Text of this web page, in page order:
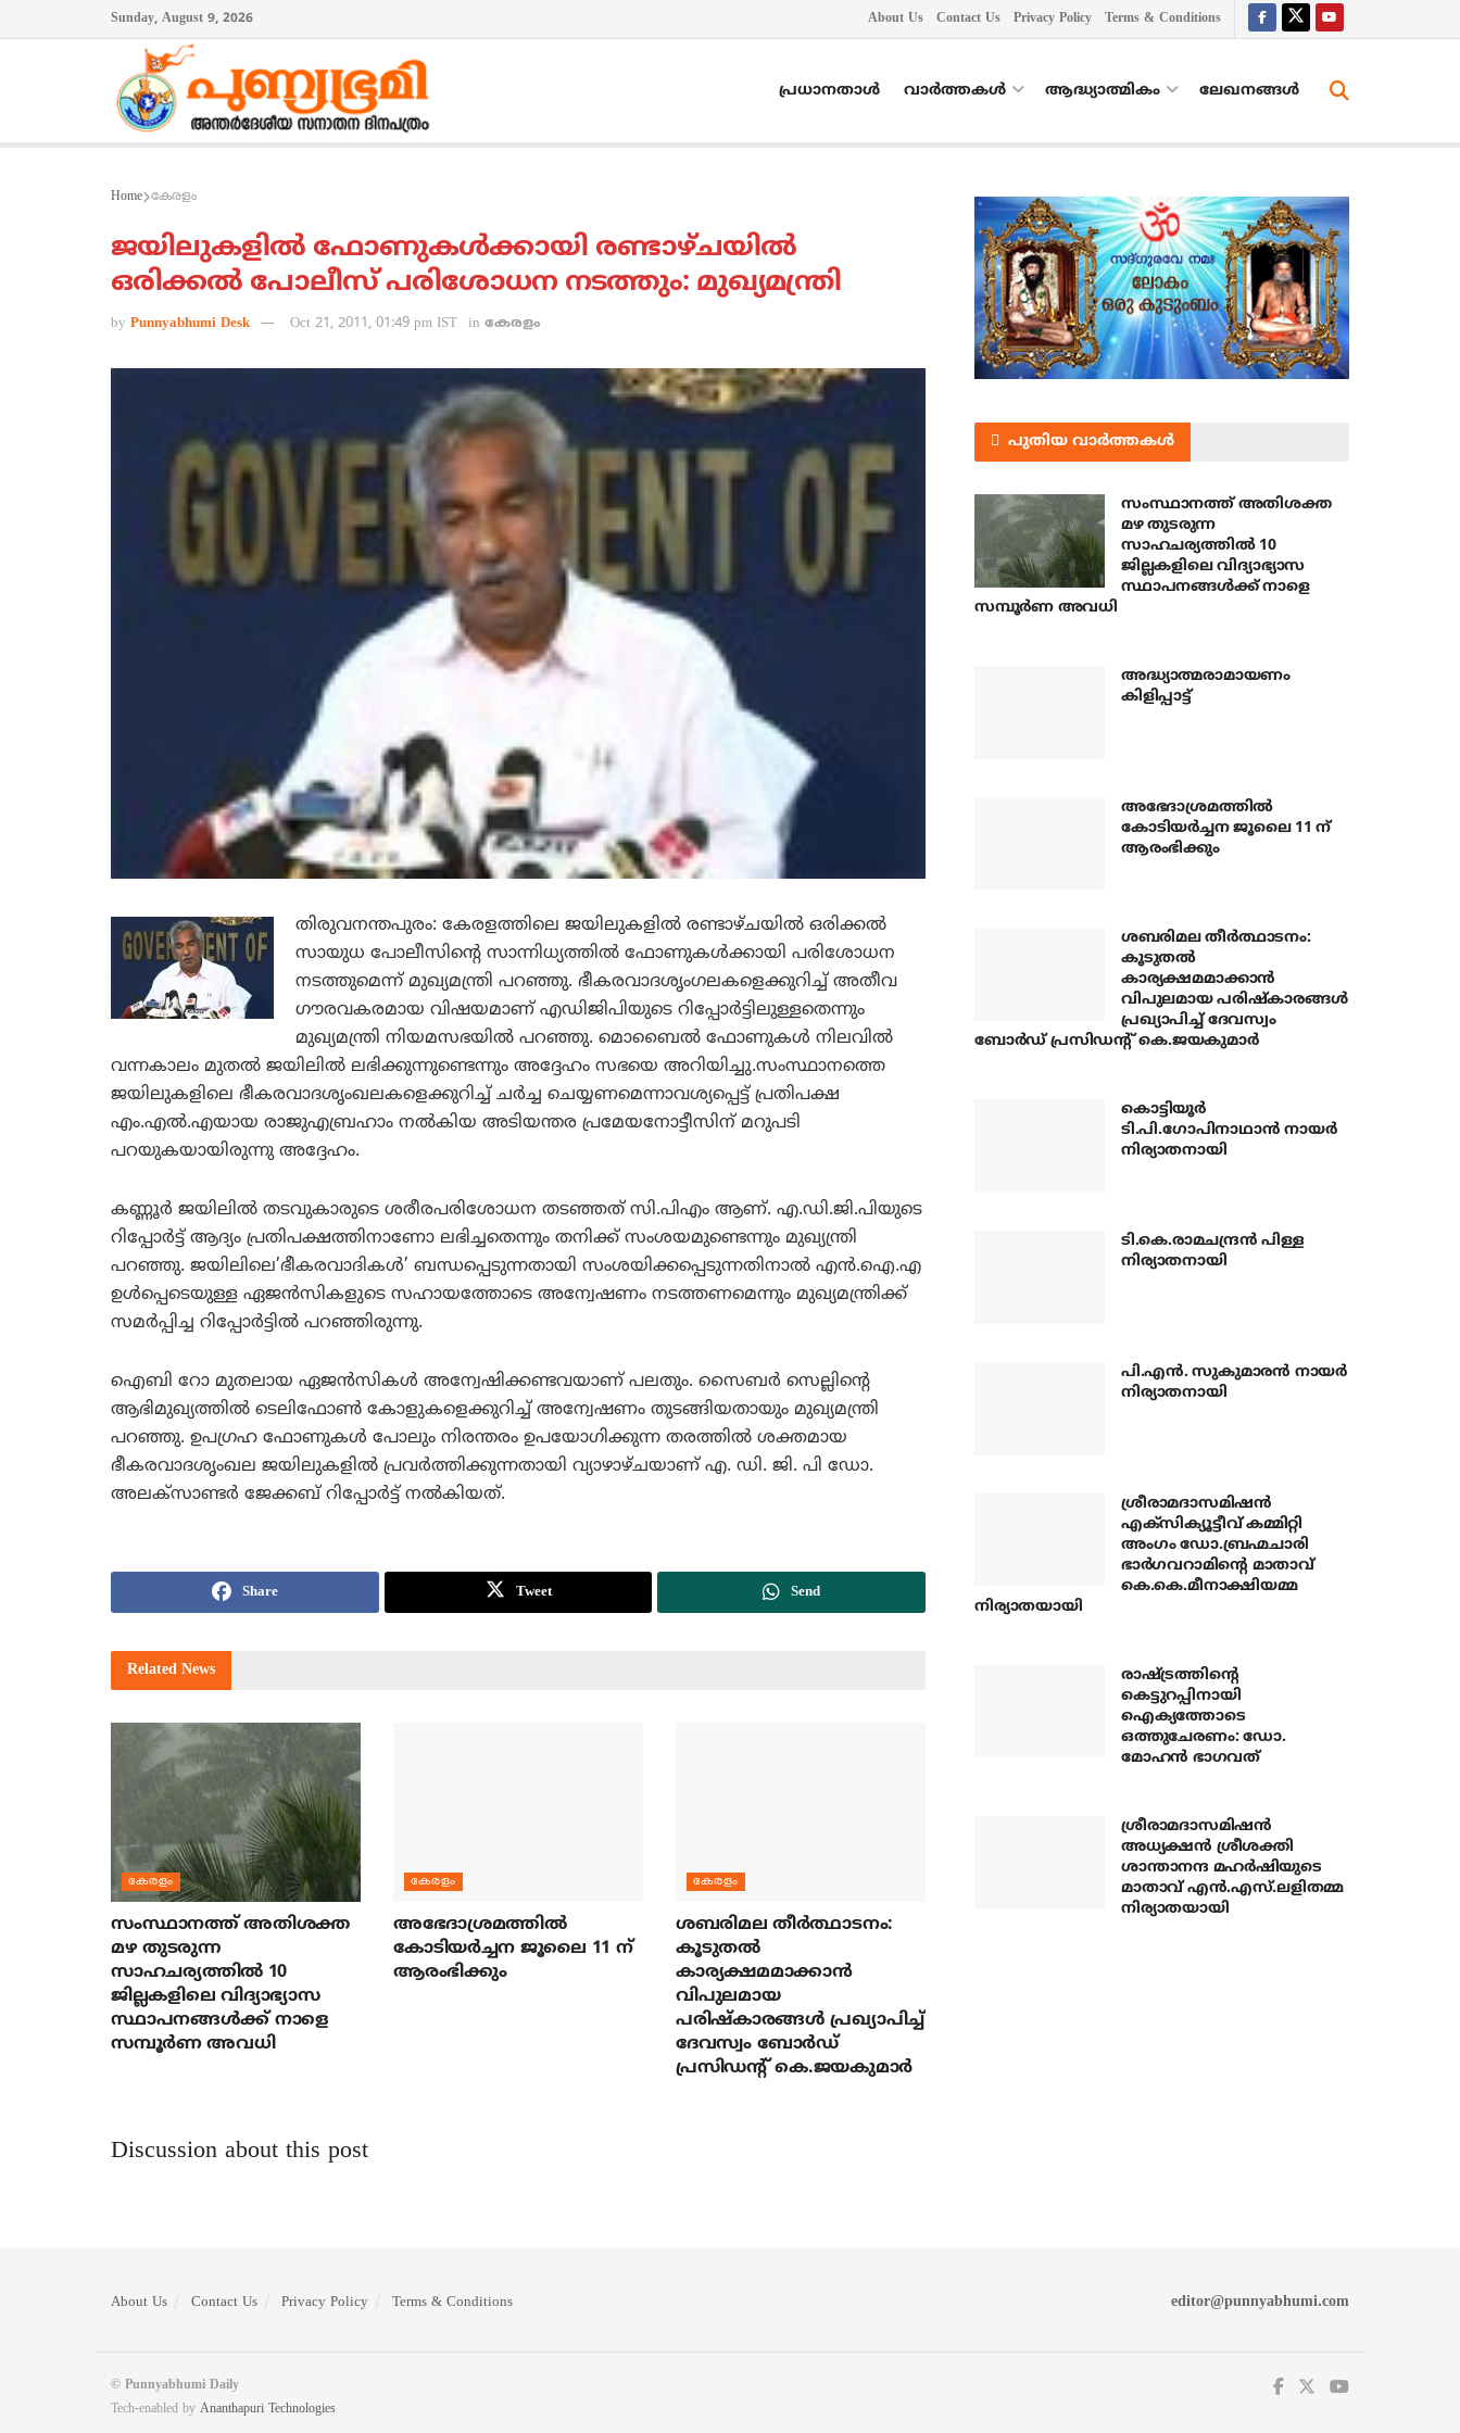
Sunday, August 9, 2026 About Us Contact Us Privacy Policy Terms & Conditions
പ്രധാനതാൾ വാർത്തകൾ ആദ്ധ്യാത്മികം ലേഖനങ്ങള്‍
Home കേരളം
ജയിലുകളില്‍ ഫോണുകള്‍ക്കായി രണ്ടാഴ്ചയില്‍
ഒരിക്കല്‍ പോലീസ് പരിശോധന നടത്തും: മുഖ്യമന്ത്രി
by Punnyabhumi Desk Oct 21, 2011, 01:49 pm IST in കേരളം
തിരുവനന്തപുരം: കേരളത്തിലെ ജയിലുകളില്‍ രണ്ടാഴ്ചയില്‍ ഒരിക്കല്‍
സായുധ പോലീസിന്റെ സാന്നിധ്യത്തില്‍ ഫോണുകള്‍ക്കായി പരിശോധന
നടത്തുമെന്ന് മുഖ്യമന്ത്രി പറഞ്ഞു. ഭീകരവാദശൃംഗലകളെക്കുറിച്ച് അതീവ
ഗൗരവകരമായ വിഷയമാണ് എഡിജിപിയുടെ റിപ്പോര്‍ട്ടിലുള്ളതെന്നും
മുഖ്യമന്ത്രി നിയമസഭയില്‍ പറഞ്ഞു. മൊബൈല്‍ ഫോണുകള്‍ നിലവില്‍
വന്നകാലം മുതല്‍ ജയിലില്‍ ലഭിക്കുന്നുണ്ടെന്നും അദ്ദേഹം സഭയെ അറിയിച്ചു.സംസ്ഥാനത്തെ
ജയിലുകളിലെ ഭീകരവാദശൃംഖലകളെക്കുറിച്ച് ചര്‍ച്ച ചെയ്യണമെന്നാവശ്യപ്പെട്ട് പ്രതിപക്ഷ
എം.എല്‍.എയായ രാജുഎബ്രഹാം നല്‍കിയ അടിയന്തര പ്രമേയനോട്ടീസിന് മറുപടി
പറയുകയായിരുന്നു അദ്ദേഹം.
കണ്ണൂര്‍ ജയിലില്‍ തടവുകാരുടെ ശരീരപരിശോധന തടഞ്ഞത് സി.പിഎം ആണ്. എ.ഡി.ജി.പിയുടെ
റിപ്പോര്‍ട്ട് ആദ്യം പ്രതിപക്ഷത്തിനാണോ ലഭിച്ചതെന്നും തനിക്ക് സംശയമുണ്ടെന്നും മുഖ്യന്ത്രി
പറഞ്ഞു. ജയിലിലെ’ഭീകരവാദികള്‍’ ബന്ധപ്പെടുന്നതായി സംശയിക്കപ്പെടുന്നതിനാല്‍ എന്‍.ഐ.എ
ഉള്‍പ്പെടെയുള്ള ഏജന്‍സികളുടെ സഹായത്തോടെ അന്വേഷണം നടത്തണമെന്നും മുഖ്യമന്ത്രിക്ക്
സമര്‍പ്പിച്ച റിപ്പോര്‍ട്ടില്‍ പറഞ്ഞിരുന്നു.
ഐബി റോ മുതലായ ഏജന്‍സികള്‍ അന്വേഷിക്കണ്ടവയാണ് പലതും. സൈബര്‍ സെല്ലിന്റെ
ആഭിമുഖ്യത്തില്‍ ടെലിഫോണ്‍ കോളുകളെക്കുറിച്ച് അന്വേഷണം തുടങ്ങിയതായും മുഖ്യമന്ത്രി
പറഞ്ഞു. ഉപഗ്രഹ ഫോണുകള്‍ പോലും നിരന്തരം ഉപയോഗിക്കുന്ന തരത്തില്‍ ശക്തമായ
ഭീകരവാദശൃംഖല ജയിലുകളില്‍ പ്രവര്‍ത്തിക്കുന്നതായി വ്യാഴാഴ്ചയാണ് എ. ഡി. ജി. പി ഡോ.
അലക്‌സാണ്ടര്‍ ജേക്കബ് റിപ്പോര്‍ട്ട് നല്‍കിയത്.
Share Tweet Send
Related News
കേരളം
സംസ്ഥാനത്ത് അതിശക്ത
മഴ തുടരുന്ന
സാഹചര്യത്തിൽ 10
ജില്ലകളിലെ വിദ്യാഭ്യാസ
സ്ഥാപനങ്ങൾക്ക് നാളെ
സമ്പൂർണ അവധി
കേരളം
അഭേദാശ്രമത്തില്‍
കോടിയര്‍ച്ചന ജൂലൈ 11 ന്
ആരംഭിക്കും
കേരളം
ശബരിമല തീര്‍ത്ഥാടനം:
കൂടുതല്‍
കാര്യക്ഷമമാക്കാന്‍
വിപുലമായ
പരിഷ്‌കാരങ്ങള്‍ പ്രഖ്യാപിച്ച്
ദേവസ്വം ബോര്‍ഡ്
പ്രസിഡന്റ് കെ.ജയകുമാര്‍
Discussion about this post
പുതിയ വാർത്തകൾ
സംസ്ഥാനത്ത് അതിശക്ത
മഴ തുടരുന്ന
സാഹചര്യത്തിൽ 10
ജില്ലകളിലെ വിദ്യാഭ്യാസ
സ്ഥാപനങ്ങൾക്ക് നാളെ
സമ്പൂർണ അവധി
അദ്ധ്യാത്മരാമായണം
കിളിപ്പാട്ട്
അഭേദാശ്രമത്തില്‍
കോടിയര്‍ച്ചന ജൂലൈ 11 ന്
ആരംഭിക്കും
ശബരിമല തീര്‍ത്ഥാടനം:
കൂടുതല്‍
കാര്യക്ഷമമാക്കാന്‍
വിപുലമായ പരിഷ്‌കാരങ്ങള്‍
പ്രഖ്യാപിച്ച് ദേവസ്വം
ബോര്‍ഡ് പ്രസിഡന്റ് കെ.ജയകുമാര്‍
കൊട്ടിയൂര്‍
ടി.പി.ഗോപിനാഥാന്‍ നായര്‍
നിര്യാതനായി
ടി.കെ.രാമചന്ദ്രന്‍ പിള്ള
നിര്യാതനായി
പി.എന്‍. സുകുമാരന്‍ നായര്‍
നിര്യാതനായി
ശ്രീരാമദാസമിഷന്‍
എക്‌സിക്യൂട്ടീവ് കമ്മിറ്റി
അംഗം ഡോ.ബ്രഹ്മചാരി
ഭാര്‍ഗവറാമിന്റെ മാതാവ്
കെ.കെ.മീനാക്ഷിയമ്മ
നിര്യാതയായി
രാഷ്ട്രത്തിന്റെ
കെട്ടുറപ്പിനായി
ഐക്യത്തോടെ
ഒത്തുചേരണം: ഡോ.
മോഹന്‍ ഭാഗവത്
ശ്രീരാമദാസമിഷന്‍
അധ്യക്ഷന്‍ ശ്രീശക്തി
ശാന്താനന്ദ മഹര്‍ഷിയുടെ
മാതാവ് എന്‍.എസ്.ലളിതമ്മ
നിര്യാതയായി
About Us Contact Us Privacy Policy Terms & Conditions editor@punnyabhumi.com
© Punnyabhumi Daily
Tech-enabled by Ananthapuri Technologies